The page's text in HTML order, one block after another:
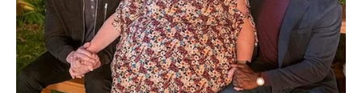
#BusListrik
#HyundaiElecCity
#Laksana
#KendaraanListrik